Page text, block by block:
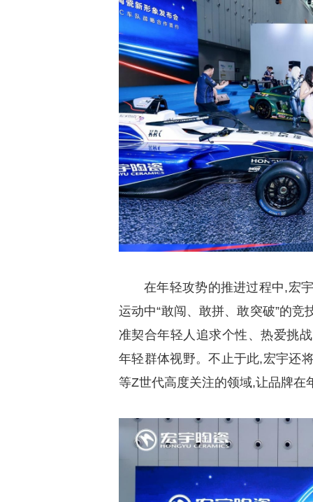
在年轻攻势的推进过程中,宏
运动中“敢闯、敢拼、敢突破”的竞
准契合年轻人追求个性、热爱挑
年轻群体视野。不止于此,宏宇还
等Z世代高度关注的领域,让品牌在